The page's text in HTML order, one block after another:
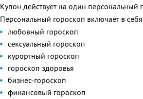
Купон действует на один персональный
Персональный гороскоп включает в
любовный гороскоп
сексуальный гороскоп
курортный гороскоп
гороскоп здоровья
бизнес-гороскоп
финансовый гороскоп